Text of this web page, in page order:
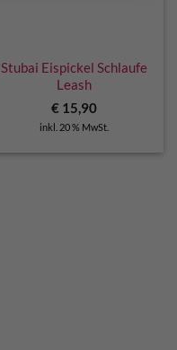
Stubai Eispickel Schlaufe
Leash
€ 15,90
inkl. 20 % MwSt.